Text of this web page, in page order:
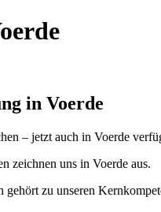
in Voerde
– jetzt auch in Voerde
zeichnen uns in Voerde aus.
zu unseren